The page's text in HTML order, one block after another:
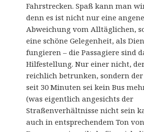
Fahrstrecken. Spaß kann man
denn es ist nicht nur eine
Abweichung vom Alltäglichen,
eine schöne Gelegenheit, als
fungieren – die Passagiere sind
Hilfestellung. Nur einer nicht,
reichlich betrunken, sondern
seit 30 Minuten sei kein Bus
(was eigentlich angesichts der
Straßenverhältnisse nicht sein
auch in entsprechendem Ton